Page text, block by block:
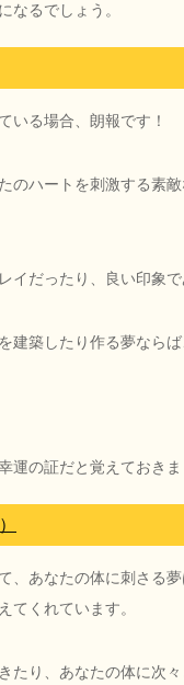
なるでしょう。
いる場合、朗報です！
のハートを刺激する素敵
イだったり、良い印象
建築したり作る夢なら
運の証だと覚えておきま
、あなたの体に刺さる
てくれています。
たり、あなたの体に次